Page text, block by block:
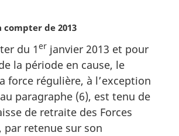
de 2013
du 1er janvier 2013 et pour
la période en cause, le
force régulière, à l’exception
paragraphe (6), est tenu de
de retraite des Forces
par retenue sur son